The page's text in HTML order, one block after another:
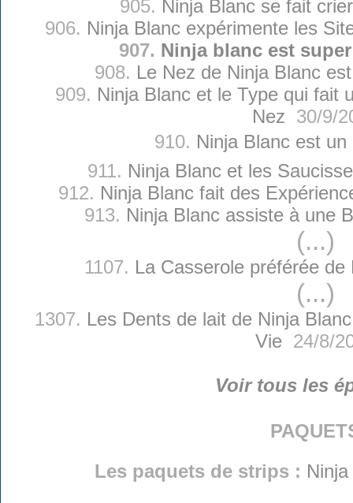
905. Ninja Blanc se fait
906. Ninja Blanc expérimente les
907. Ninja blanc est
908. Le Nez de Ninja Blanc
909. Ninja Blanc et le Type qui fait
Nez 30/9/
910. Ninja Blanc est un
911. Ninja Blanc et les
912. Ninja Blanc fait des
913. Ninja Blanc assiste à une
(...)
1107. La Casserole préférée de
(...)
1307. Les Dents de lait de Ninja
Vie24/8/
Voir tous les
Les paquets de strips :